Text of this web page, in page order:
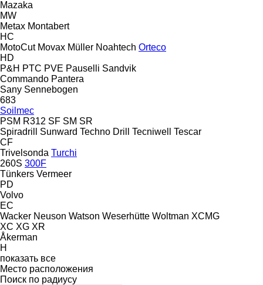
Mazaka
MW
Metax Montabert
HC
MotoCut Movax Müller Noahtech Orteco
HD
P&H PTC PVE Pauselli Sandvik
Commando Pantera
Sany Sennebogen
683
Soilmec
PSM R312 SF SM SR
Spiradrill
Sunward Techno Drill Tecniwell
Tescar
CF
Trivelsonda Turchi
260S 300F
Tünkers Vermeer
PD
Volvo
EC
Wacker Neuson Watson Weserhütte Woltman XCMG
XC XG XR
Åkerman
H
показать все
Место расположения
Поиск по радиусу